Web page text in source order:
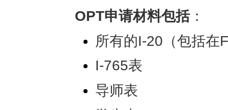
OPT申请材料包括：
所有的I-20（包括在
I-765表
导师表